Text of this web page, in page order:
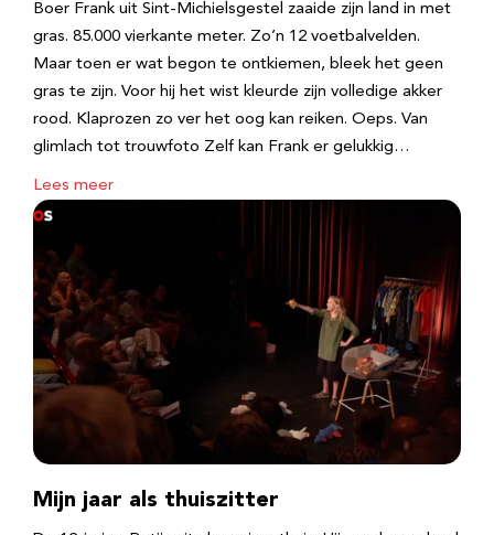
Boer Frank uit Sint-Michielsgestel zaaide zijn land in met
gras. 85.000 vierkante meter. Zo’n 12 voetbalvelden.
Maar toen er wat begon te ontkiemen, bleek het geen
gras te zijn. Voor hij het wist kleurde zijn volledige akker
rood. Klaprozen zo ver het oog kan reiken. Oeps. Van
glimlach tot trouwfoto Zelf kan Frank er gelukkig…
Lees meer
Mijn jaar als thuiszitter